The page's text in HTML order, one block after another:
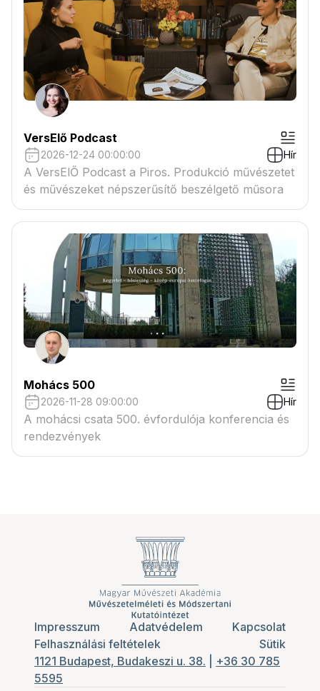
VersElő Podcast
2026-12-24 00:00:00 Hír
A VersElŐ Podcast a Piros. Produkció művészetet
és művészeket népszerűsítő beszélgető műsora
Mohács 500
2026-11-28 09:00:00 Hír
A mohácsi csata 500. évfordulója konferencia és
rendezvények
Impresszum Adatvédelem
Kapcsolat
Felhasználási feltételek
Sütik
1121 Budapest, Budakeszi u. 38.
+36 30 785
5595